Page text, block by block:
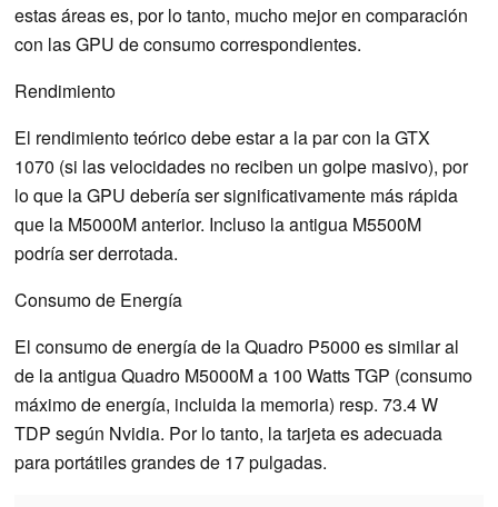
estas áreas es, por lo tanto, mucho mejor en comparación
con las GPU de consumo correspondientes.
Rendimiento
El rendimiento teórico debe estar a la par con la GTX
1070 (si las velocidades no reciben un golpe masivo), por
lo que la GPU debería ser significativamente más rápida
que la M5000M anterior. Incluso la antigua M5500M
podría ser derrotada.
Consumo de Energía
El consumo de energía de la Quadro P5000 es similar al
de la antigua Quadro M5000M a 100 Watts TGP (consumo
máximo de energía, incluida la memoria) resp. 73.4 W
TDP según Nvidia. Por lo tanto, la tarjeta es adecuada
para portátiles grandes de 17 pulgadas.